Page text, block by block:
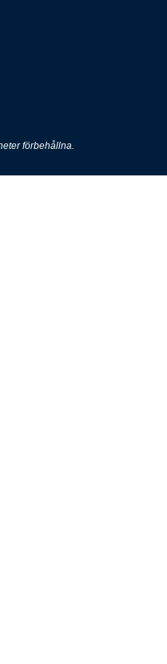
in a new window
Opens in a new window
Opens in a new
på Instagram., Opens in a
förbehållna.